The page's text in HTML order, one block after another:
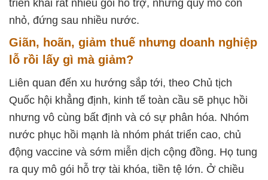
triển khai rất nhiều gói hỗ trợ, nhưng quy mô còn
nhỏ, đứng sau nhiều nước.
Giãn, hoãn, giảm thuế nhưng doanh nghiệp
lỗ rồi lấy gì mà giảm?
Liên quan đến xu hướng sắp tới, theo Chủ tịch
Quốc hội khẳng định, kinh tế toàn cầu sẽ phục hồi
nhưng vô cùng bất định và có sự phân hóa. Nhóm
nước phục hồi mạnh là nhóm phát triển cao, chủ
động vaccine và sớm miễn dịch cộng đồng. Họ tung
ra quy mô gói hỗ trợ tài khóa, tiền tệ lớn. Ở chiều